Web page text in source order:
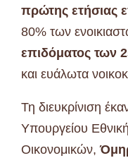
πρώτης ετήσιας
80% των
επιδόματος των
και ευάλωτα
Τη διευκρίνιση
Υπουργείου
Οικονομικών,